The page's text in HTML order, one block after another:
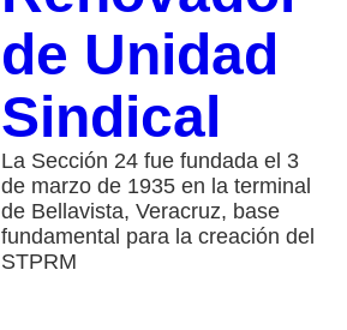
de Unidad
Sindical
La Sección 24 fue fundada el 3
de marzo de 1935 en la terminal
de Bellavista, Veracruz, base
fundamental para la creación del
STPRM